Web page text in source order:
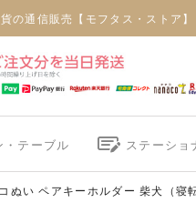
通信販売【モフタス・ストア】
・テーブル ステーショ
ぬい ペアキーホルダー 柴犬（寝